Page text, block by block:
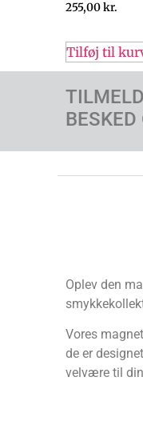
255,00kr.
Tilføj til
Oplev den
Vores
de er
velvære til